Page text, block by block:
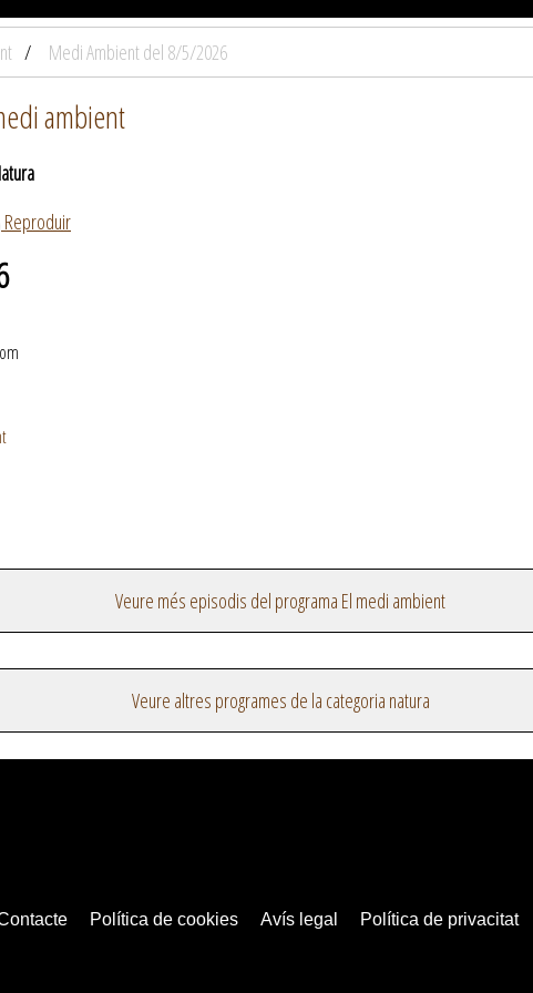
Medi Ambient del 8/5/2026
ambient
Reproduir
Veure més episodis del programa El medi ambient
Veure altres programes de la categoria natura
Política de cookies Avís legal Política de privacitat